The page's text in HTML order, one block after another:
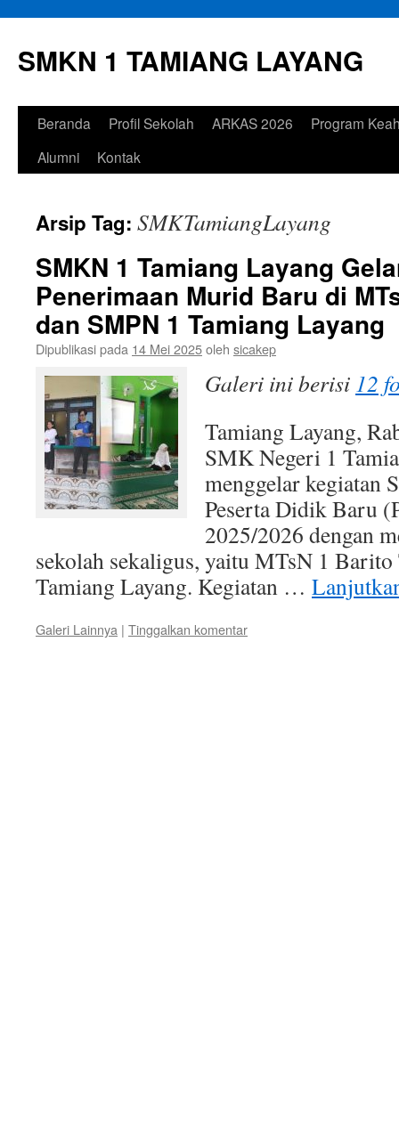
isi
SMKN 1 TAMIANG LAYANG
Beranda Profil Sekolah ARKAS 2026
Program
Alumni
Kontak
Arsip Tag: SMKTamiangLayang
SMKN 1 Tamiang Layang
Penerimaan Murid Baru di
dan SMPN 1 Tamiang Layang
Dipublikasi pada 14 Mei 2025oleh sicakep
Galeri ini berisi 12
Tamiang Layang,
SMK Negeri 1
menggelar kegiatan
Peserta Didik Baru
2025/2026 dengan
sekolah sekaligus, yaitu MTsN 1
Tamiang Layang. Kegiatan …
Galeri Lainnya | Tinggalkan komentar